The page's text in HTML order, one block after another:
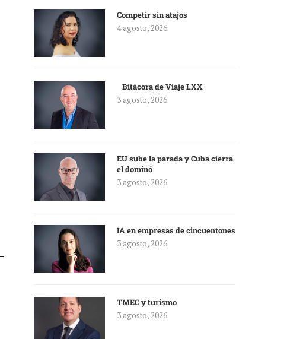
Competir sin atajos
4 agosto, 2026
Bitácora de Viaje LXX
3 agosto, 2026
EU sube la parada y Cuba cierra
el dominó
3 agosto, 2026
IA en empresas de cincuentones
3 agosto, 2026
TMEC y turismo
3 agosto, 2026